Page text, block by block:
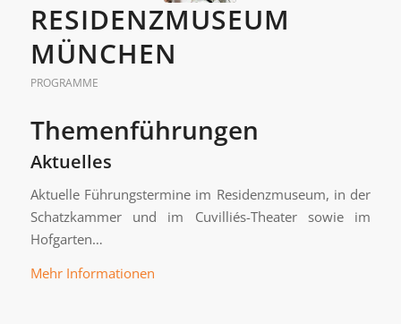
RESIDENZMUSEUM
MÜNCHEN
PROGRAMME
Themenführungen
Aktuelles
Aktuelle Führungstermine im Residenzmuseum, in der
Schatzkammer und im Cuvilliés-Theater sowie im
Hofgarten…
Mehr Informationen